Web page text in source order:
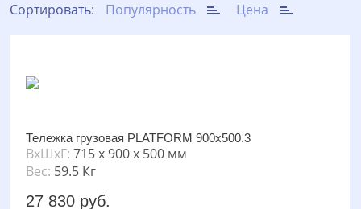
Сортировать: Популярность Цена
Тележка грузовая PLATFORM 900х500.3
ВxШxГ: 715 x 900 x 500 мм
Вес: 59.5 Кг
27 830 руб.